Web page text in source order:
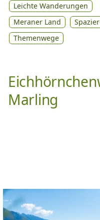
Leichte Wanderungen
Meraner Land
Themenwege
Marling